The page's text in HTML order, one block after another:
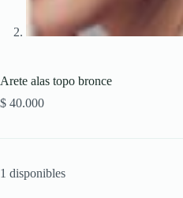
Arete alas topo bronce
$ 40.000
1 disponibles